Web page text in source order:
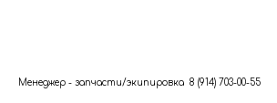
Менеджер - запчасти/экипировка 8 (914) 703-00-55